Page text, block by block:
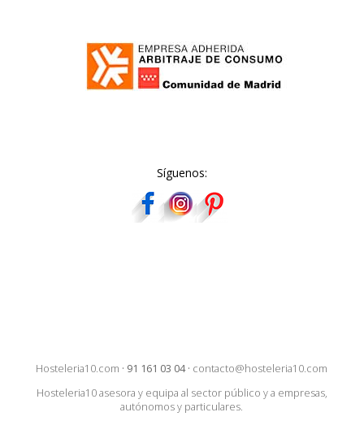
Síguenos:
Hosteleria10.com · 91 161 03 04· contacto@hosteleria10.com
Hosteleria10 asesora y equipa al sector público y a empresas,
autónomos y particulares.